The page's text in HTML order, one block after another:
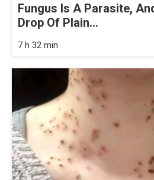
Fungus Is A Parasite,
Drop Of Plain...
7 h 32 min